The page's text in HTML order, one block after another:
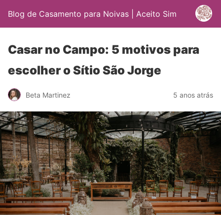
Blog de Casamento para Noivas | Aceito Sim
Casar no Campo: 5 motivos para
escolher o Sítio São Jorge
Beta Martinez 5 anos atrás